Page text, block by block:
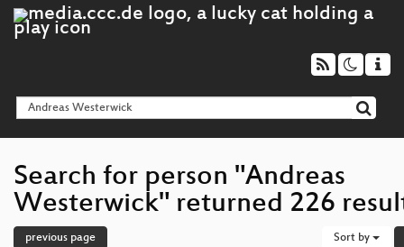
Search for person "Andreas
Westerwick" returned 226
previous page Sort by